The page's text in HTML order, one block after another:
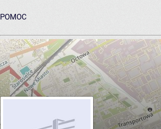
POMOC
ARCHIWUM PRAC DYPLOMOWYCH